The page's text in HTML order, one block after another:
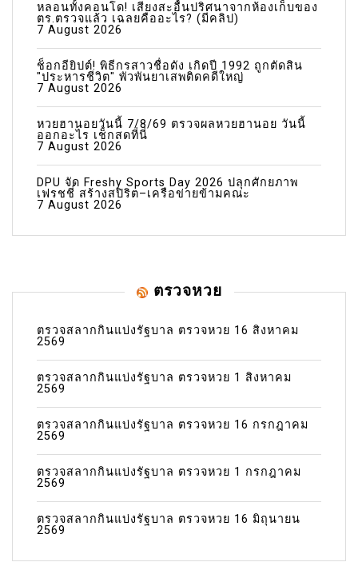
หลอนทั้งคอนโด! เสียงสะอื้นปริศนาจากห้องเก็บของ
ตร.ตรวจแล้ว เฉลยคืออะไร? (มีคลิป)
7 August 2026
ช็อกอียิปต์! พิธีกรสาวชื่อดัง เกิดปี 1992 ถูกตัดสิน
"ประหารชีวิต" พัวพันยาเสพติดคดีใหญ่
7 August 2026
หวยฮานอยวันนี้ 7/8/69 ตรวจผลหวยฮานอย วันนี้
ออกอะไร เช็กสดที่นี่
7 August 2026
DPU จัด Freshy Sports Day 2026 ปลุกศักยภาพ
เฟรชชี่ สร้างสปิริต–เครือข่ายข้ามคณะ
7 August 2026
ตรวจหวย
ตรวจสลากกินแบ่งรัฐบาล ตรวจหวย 16 สิงหาคม
2569
ตรวจสลากกินแบ่งรัฐบาล ตรวจหวย 1 สิงหาคม
2569
ตรวจสลากกินแบ่งรัฐบาล ตรวจหวย 16 กรกฎาคม
2569
ตรวจสลากกินแบ่งรัฐบาล ตรวจหวย 1 กรกฎาคม
2569
ตรวจสลากกินแบ่งรัฐบาล ตรวจหวย 16 มิถุนายน
2569